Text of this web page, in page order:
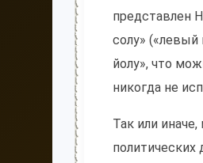
представлен
солу»
йолу», что
никогда не
Так или